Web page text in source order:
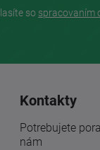
so spracovaním
Kontakty
Potrebujete
nám